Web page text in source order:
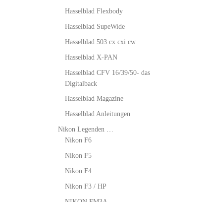
Hasselblad Flexbody
Hasselblad SupeWide
Hasselblad 503 cx cxi cw
Hasselblad X-PAN
Hasselblad CFV 16/39/50- das
Digitalback
Hasselblad Magazine
Hasselblad Anleitungen
Nikon Legenden …
Nikon F6
Nikon F5
Nikon F4
Nikon F3 / HP